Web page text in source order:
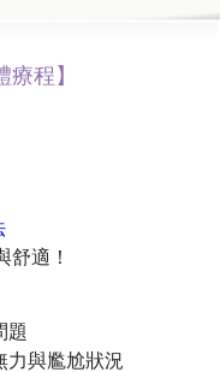
程】
舒適！
題
力與尷尬狀況